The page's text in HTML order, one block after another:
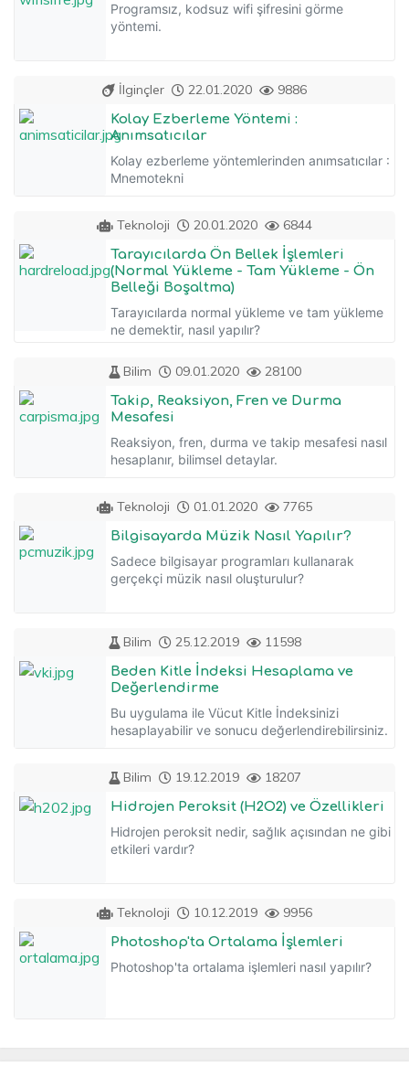
Programsız, kodsuz wifi şifresini görme
yöntemi.
İlginçler 22.01.2020 9886
Kolay Ezberleme Yöntemi :
Anımsatıcılar
Kolay ezberleme yöntemlerinden anımsatıcılar :
Mnemotekni
Teknoloji 20.01.2020 6844
Tarayıcılarda Ön Bellek İşlemleri
(Normal Yükleme - Tam Yükleme - Ön
Belleği Boşaltma)
Tarayıcılarda normal yükleme ve tam yükleme
ne demektir, nasıl yapılır?
Bilim 09.01.2020 28100
Takip, Reaksiyon, Fren ve Durma
Mesafesi
Reaksiyon, fren, durma ve takip mesafesi nasıl
hesaplanır, bilimsel detaylar.
Teknoloji 01.01.2020 7765
Bilgisayarda Müzik Nasıl Yapılır?
Sadece bilgisayar programları kullanarak
gerçekçi müzik nasıl oluşturulur?
Bilim 25.12.2019 11598
Beden Kitle İndeksi Hesaplama ve
Değerlendirme
Bu uygulama ile Vücut Kitle İndeksinizi
hesaplayabilir ve sonucu değerlendirebilirsiniz.
Bilim 19.12.2019 18207
Hidrojen Peroksit (H2O2) ve Özellikleri
Hidrojen peroksit nedir, sağlık açısından ne gibi
etkileri vardır?
Teknoloji 10.12.2019 9956
Photoshop'ta Ortalama İşlemleri
Photoshop'ta ortalama işlemleri nasıl yapılır?